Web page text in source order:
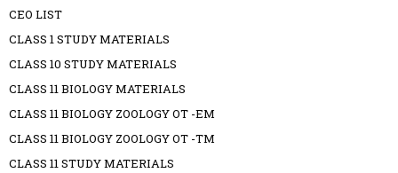
CEO LIST
CLASS 1 STUDY MATERIALS
CLASS 10 STUDY MATERIALS
CLASS 11 BIOLOGY MATERIALS
CLASS 11 BIOLOGY ZOOLOGY OT -EM
CLASS 11 BIOLOGY ZOOLOGY OT -TM
CLASS 11 STUDY MATERIALS